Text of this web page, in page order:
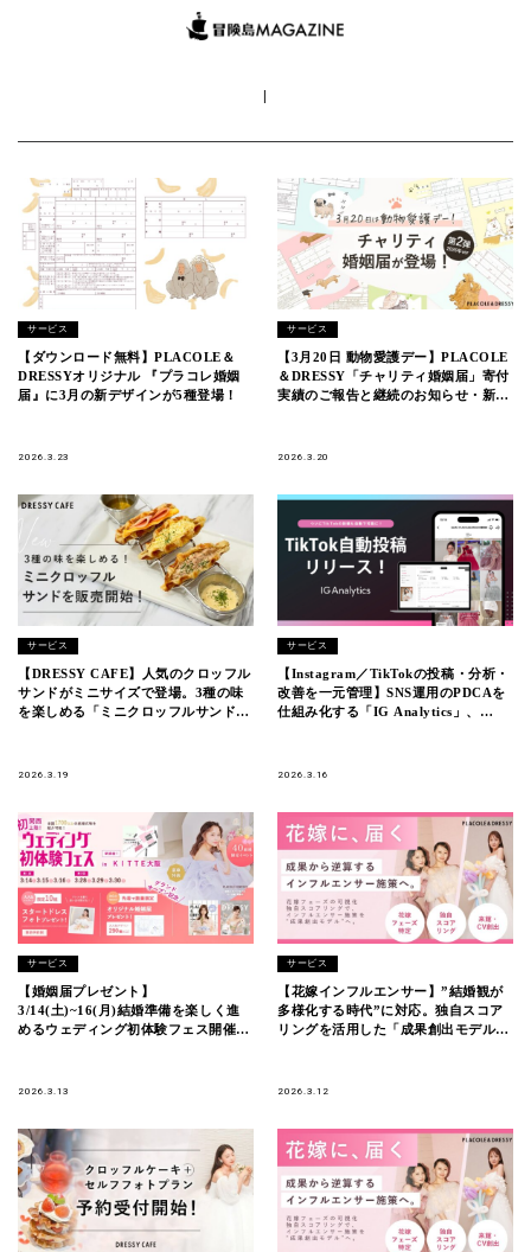
サービス
【ダウンロード無料】PLACOLE＆
DRESSYオリジナル 『プラコレ婚姻
届』に3月の新デザインが5種登場！
2026.3.23
サービス
【3月20日 動物愛護デー】PLACOLE
＆DRESSY「チャリティ婚姻届」寄付
実績のご報告と継続のお知らせ・新た
2026.3.20
サービス
【DRESSY CAFE】人気のクロッフル
サンドがミニサイズで登場。3種の味
を楽しめる「ミニクロッフルサンド」
2026.3.19
サービス
【Instagram／TikTokの投稿・分析・
改善を一元管理】SNS運用のPDCAを
仕組み化する「IG Analytics」、
2026.3.16
サービス
【婚姻届プレゼント】
3/14(土)~16(月)結婚準備を楽しく進
めるウェディング初体験フェス開催決
2026.3.13
サービス
【花嫁インフルエンサー】”結婚観が
多様化する時代”に対応。独自スコア
リングを活用した「成果創出モデル」
2026.3.12